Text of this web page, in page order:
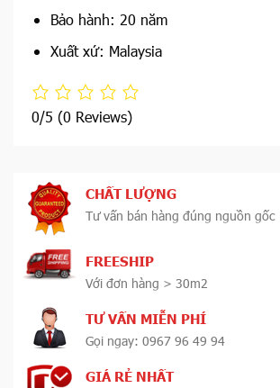
Bảo hành: 20 năm
Xuất xứ: Malaysia
0/5 (0 Reviews)
CHẤT LƯỢNG
Tư vấn bán hàng đúng nguồn gốc
FREESHIP
Với đơn hàng > 30m2
TƯ VẤN MIỄN PHÍ
Gọi ngay: 0967 96 49 94
GIÁ RẺ NHẤT